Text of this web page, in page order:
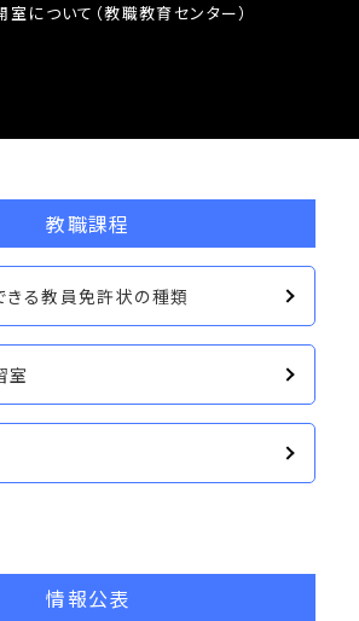
について（教職教育センター）
教職課程
きる教員免許状の種類
室
情報公表